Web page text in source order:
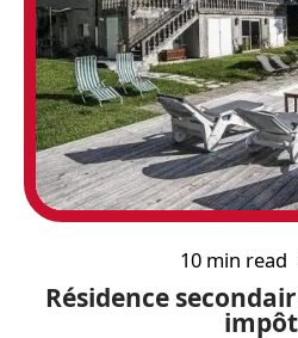
10 min read
Résidence